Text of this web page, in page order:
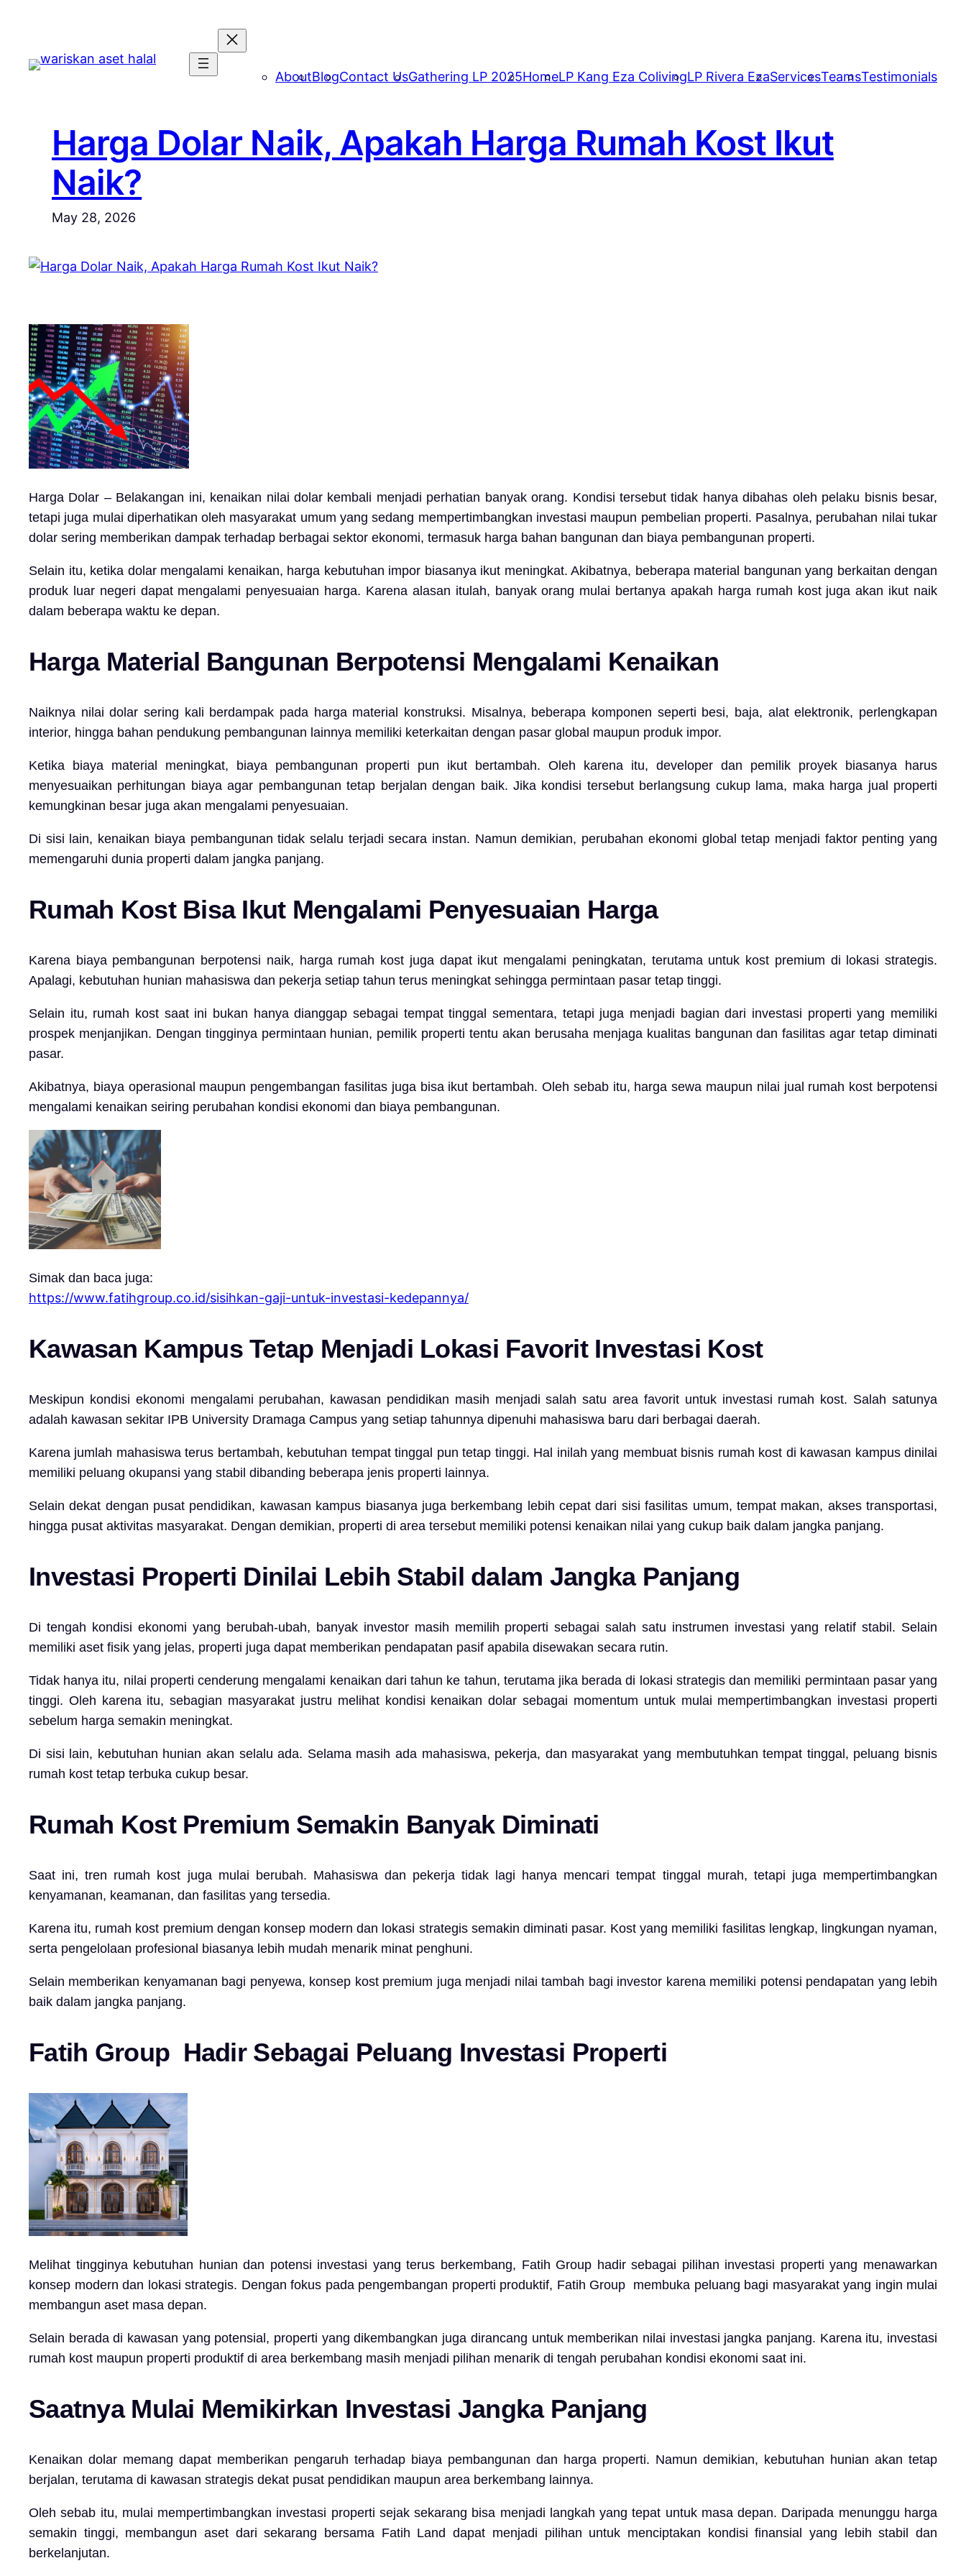
content
AboutBlogContact UsGathering LP 2025HomeLP Kang Eza ColivingLP Rivera EzaServicesTeamsTestimonials
Harga Dolar Naik, Apakah Harga Rumah Kost Ikut
Naik?
May 28, 2026
Harga Dolar – Belakangan ini, kenaikan nilai dolar kembali menjadi perhatian banyak orang. Kondisi tersebut tidak hanya dibahas oleh pelaku bisnis besar,
tetapi juga mulai diperhatikan oleh masyarakat umum yang sedang mempertimbangkan investasi maupun pembelian properti. Pasalnya, perubahan nilai tukar
dolar sering memberikan dampak terhadap berbagai sektor ekonomi, termasuk harga bahan bangunan dan biaya pembangunan properti.
Selain itu, ketika dolar mengalami kenaikan, harga kebutuhan impor biasanya ikut meningkat. Akibatnya, beberapa material bangunan yang berkaitan dengan
produk luar negeri dapat mengalami penyesuaian harga. Karena alasan itulah, banyak orang mulai bertanya apakah harga rumah kost juga akan ikut naik
dalam beberapa waktu ke depan.
Harga Material Bangunan Berpotensi Mengalami Kenaikan
Naiknya nilai dolar sering kali berdampak pada harga material konstruksi. Misalnya, beberapa komponen seperti besi, baja, alat elektronik, perlengkapan
interior, hingga bahan pendukung pembangunan lainnya memiliki keterkaitan dengan pasar global maupun produk impor.
Ketika biaya material meningkat, biaya pembangunan properti pun ikut bertambah. Oleh karena itu, developer dan pemilik proyek biasanya harus
menyesuaikan perhitungan biaya agar pembangunan tetap berjalan dengan baik. Jika kondisi tersebut berlangsung cukup lama, maka harga jual properti
kemungkinan besar juga akan mengalami penyesuaian.
Di sisi lain, kenaikan biaya pembangunan tidak selalu terjadi secara instan. Namun demikian, perubahan ekonomi global tetap menjadi faktor penting yang
memengaruhi dunia properti dalam jangka panjang.
Rumah Kost Bisa Ikut Mengalami Penyesuaian Harga
Karena biaya pembangunan berpotensi naik, harga rumah kost juga dapat ikut mengalami peningkatan, terutama untuk kost premium di lokasi strategis.
Apalagi, kebutuhan hunian mahasiswa dan pekerja setiap tahun terus meningkat sehingga permintaan pasar tetap tinggi.
Selain itu, rumah kost saat ini bukan hanya dianggap sebagai tempat tinggal sementara, tetapi juga menjadi bagian dari investasi properti yang memiliki
prospek menjanjikan. Dengan tingginya permintaan hunian, pemilik properti tentu akan berusaha menjaga kualitas bangunan dan fasilitas agar tetap diminati
pasar.
Akibatnya, biaya operasional maupun pengembangan fasilitas juga bisa ikut bertambah. Oleh sebab itu, harga sewa maupun nilai jual rumah kost berpotensi
mengalami kenaikan seiring perubahan kondisi ekonomi dan biaya pembangunan.
Simak dan baca juga:
https://www.fatihgroup.co.id/sisihkan-gaji-untuk-investasi-kedepannya/
Kawasan Kampus Tetap Menjadi Lokasi Favorit Investasi Kost
Meskipun kondisi ekonomi mengalami perubahan, kawasan pendidikan masih menjadi salah satu area favorit untuk investasi rumah kost. Salah satunya
adalah kawasan sekitar IPB University Dramaga Campus yang setiap tahunnya dipenuhi mahasiswa baru dari berbagai daerah.
Karena jumlah mahasiswa terus bertambah, kebutuhan tempat tinggal pun tetap tinggi. Hal inilah yang membuat bisnis rumah kost di kawasan kampus dinilai
memiliki peluang okupansi yang stabil dibanding beberapa jenis properti lainnya.
Selain dekat dengan pusat pendidikan, kawasan kampus biasanya juga berkembang lebih cepat dari sisi fasilitas umum, tempat makan, akses transportasi,
hingga pusat aktivitas masyarakat. Dengan demikian, properti di area tersebut memiliki potensi kenaikan nilai yang cukup baik dalam jangka panjang.
Investasi Properti Dinilai Lebih Stabil dalam Jangka Panjang
Di tengah kondisi ekonomi yang berubah-ubah, banyak investor masih memilih properti sebagai salah satu instrumen investasi yang relatif stabil. Selain
memiliki aset fisik yang jelas, properti juga dapat memberikan pendapatan pasif apabila disewakan secara rutin.
Tidak hanya itu, nilai properti cenderung mengalami kenaikan dari tahun ke tahun, terutama jika berada di lokasi strategis dan memiliki permintaan pasar yang
tinggi. Oleh karena itu, sebagian masyarakat justru melihat kondisi kenaikan dolar sebagai momentum untuk mulai mempertimbangkan investasi properti
sebelum harga semakin meningkat.
Di sisi lain, kebutuhan hunian akan selalu ada. Selama masih ada mahasiswa, pekerja, dan masyarakat yang membutuhkan tempat tinggal, peluang bisnis
rumah kost tetap terbuka cukup besar.
Rumah Kost Premium Semakin Banyak Diminati
Saat ini, tren rumah kost juga mulai berubah. Mahasiswa dan pekerja tidak lagi hanya mencari tempat tinggal murah, tetapi juga mempertimbangkan
kenyamanan, keamanan, dan fasilitas yang tersedia.
Karena itu, rumah kost premium dengan konsep modern dan lokasi strategis semakin diminati pasar. Kost yang memiliki fasilitas lengkap, lingkungan nyaman,
serta pengelolaan profesional biasanya lebih mudah menarik minat penghuni.
Selain memberikan kenyamanan bagi penyewa, konsep kost premium juga menjadi nilai tambah bagi investor karena memiliki potensi pendapatan yang lebih
baik dalam jangka panjang.
Fatih Group Hadir Sebagai Peluang Investasi Properti
Melihat tingginya kebutuhan hunian dan potensi investasi yang terus berkembang, Fatih Group hadir sebagai pilihan investasi properti yang menawarkan
konsep modern dan lokasi strategis. Dengan fokus pada pengembangan properti produktif, Fatih Group membuka peluang bagi masyarakat yang ingin mulai
membangun aset masa depan.
Selain berada di kawasan yang potensial, properti yang dikembangkan juga dirancang untuk memberikan nilai investasi jangka panjang. Karena itu, investasi
rumah kost maupun properti produktif di area berkembang masih menjadi pilihan menarik di tengah perubahan kondisi ekonomi saat ini.
Saatnya Mulai Memikirkan Investasi Jangka Panjang
Kenaikan dolar memang dapat memberikan pengaruh terhadap biaya pembangunan dan harga properti. Namun demikian, kebutuhan hunian akan tetap
berjalan, terutama di kawasan strategis dekat pusat pendidikan maupun area berkembang lainnya.
Oleh sebab itu, mulai mempertimbangkan investasi properti sejak sekarang bisa menjadi langkah yang tepat untuk masa depan. Daripada menunggu harga
semakin tinggi, membangun aset dari sekarang bersama Fatih Land dapat menjadi pilihan untuk menciptakan kondisi finansial yang lebih stabil dan
berkelanjutan.